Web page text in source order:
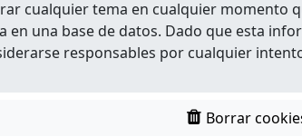
cualquier tema en cualquier momento
una base de datos. Dado que esta
responsables por cualquier
Borrar